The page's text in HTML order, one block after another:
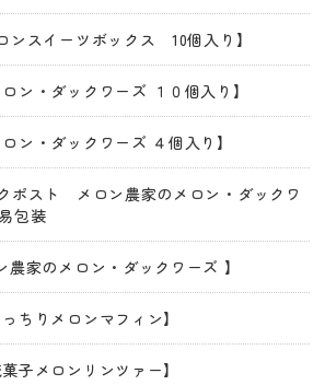
ンスイーツボックス 10個入り】
ン・ダックワーズ １０個入り】
ン・ダックワーズ ４個入り】
ポスト メロン農家のメロン・ダックワ
包装
農家のメロン・ダックワーズ 】
ちりメロンマフィン】
子メロンリンツァー】